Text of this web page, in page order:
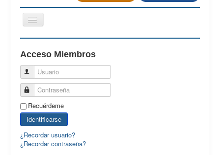
Cambiar
navegación
CertAcleB
Profesores Visitantes
Calidad
Artículos
Recursos
Observatorio EB
Acceso Miembros
Usuario
Contraseña
Recuérdeme
Identificarse
¿Recordar usuario?
¿Recordar contraseña?